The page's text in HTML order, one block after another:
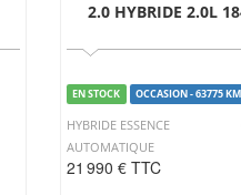
2.0 HYBRIDE 2.0L
EN STOCK OCCASION - 63775 KM
HYBRIDE ESSENCE
AUTOMATIQUE
21 990 € TTC